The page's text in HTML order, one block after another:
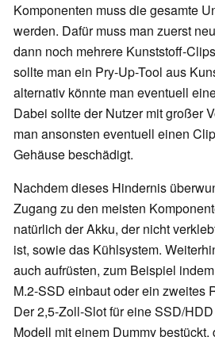
Komponenten muss die gesamte
werden. Dafür muss man zuerst
dann noch mehrere Kunststoff-
sollte man ein Pry-Up-Tool aus
alternativ könnte man eventuell
Dabei sollte der Nutzer mit großer
man ansonsten eventuell einen
Gehäuse beschädigt.
Nachdem dieses Hindernis
Zugang zu den meisten
natürlich der Akku, der nicht
ist, sowie das Kühlsystem.
auch aufrüsten, zum Beispiel
M.2-SSD einbaut oder ein zweites
Der 2,5-Zoll-Slot für eine SSD/
Modell mit einem Dummy